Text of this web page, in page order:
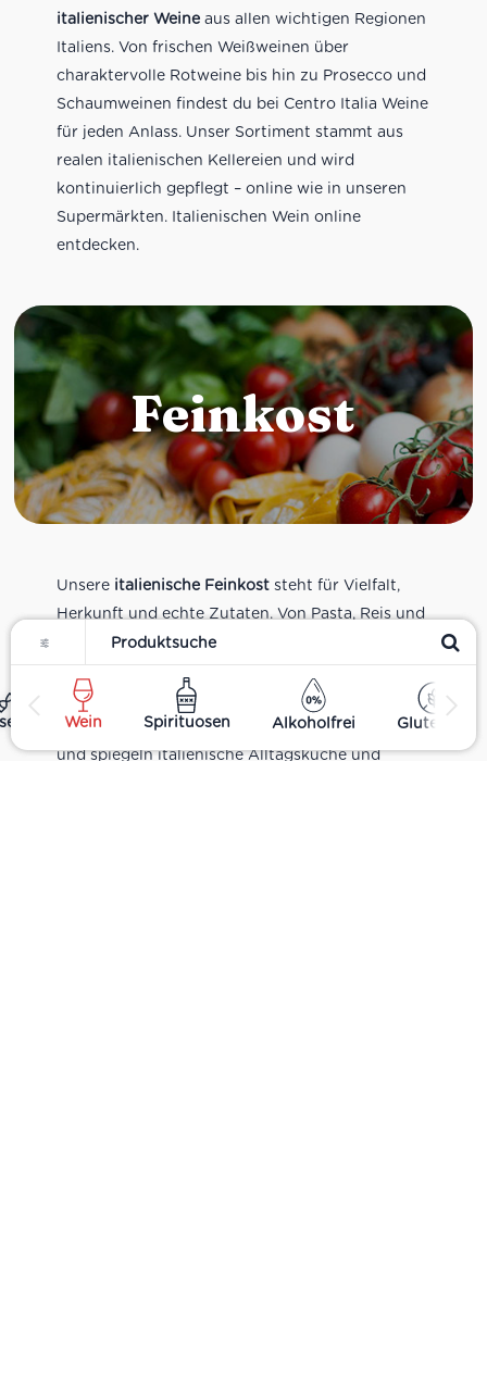
Wein Spirituosen Alkoholfrei Glutenfrei
italienischer Weineaus allen wichtigen Regionen
Italiens. Von frischen Weißweinen über
charaktervolle Rotweine bis hin zu Prosecco und
Schaumweinen findest du bei Centro Italia Weine
für jeden Anlass. Unser Sortiment stammt aus
realen italienischen Kellereien und wird
kontinuierlich gepflegt – online wie in unseren
Supermärkten. Italienischen Wein online
entdecken.
Feinkost
Unsere italienische Feinkoststeht für Vielfalt,
Herkunft und echte Zutaten. Von Pasta, Reis und
Tomatensaucen über Olivenöl, Antipasti und
Pesto bis zu Balsamico und Spezialitäten aus
verschiedenen Regionen Italiens. Alle Produkte
sind Teil unseres realen Supermarkt-Sortiments
und spiegeln italienische Alltagsküche und